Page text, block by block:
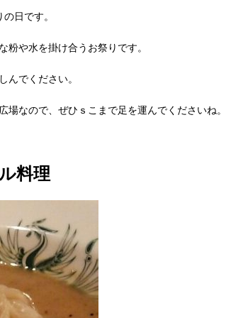
日です。
粉や水を掛け合うお祭りです。
んでください。
なので、ぜひｓこまで足を運んでくださいね。
料理